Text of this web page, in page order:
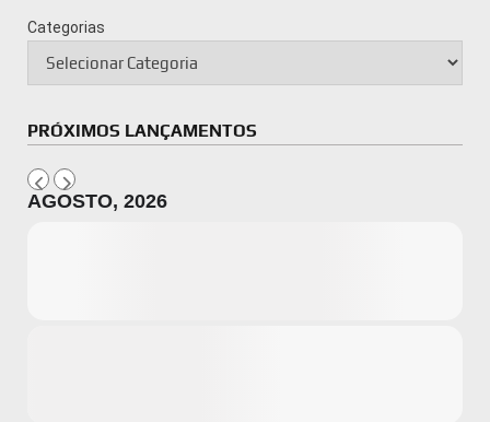
Categorias
PRÓXIMOS LANÇAMENTOS
AGOSTO, 2026